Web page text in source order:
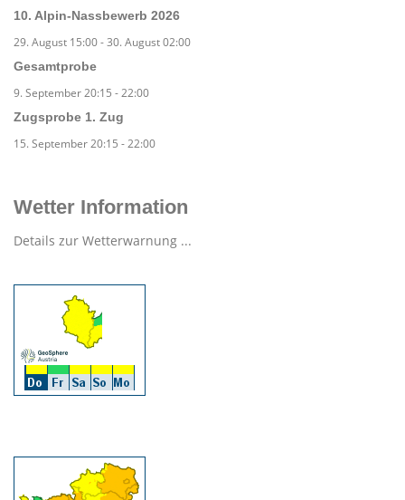
10. Alpin-Nassbewerb 2026
29. August 15:00-30. August 02:00
Gesamtprobe
9. September 20:15 -22:00
Zugsprobe 1. Zug
15. September 20:15 -22:00
Wetter Information
Details zur Wetterwarnung ...